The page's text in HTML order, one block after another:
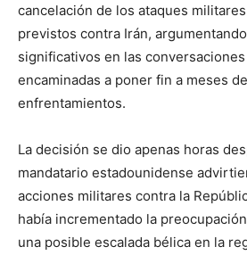
cancelación de los ataques
previstos contra Irán,
significativos en las
encaminadas a poner fin a meses
enfrentamientos.
La decisión se dio apenas horas
mandatario estadounidense
acciones militares contra la
había incrementado la
una posible escalada bélica en la